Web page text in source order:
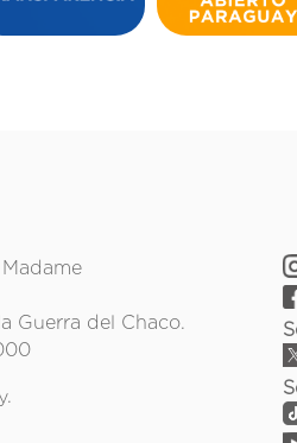
Guerra del Chaco.